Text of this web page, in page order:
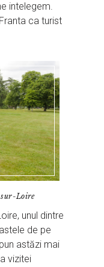
intelegem.
ca turist
sur-Loire
unul dintre
de pe
astăzi mai
vizitei